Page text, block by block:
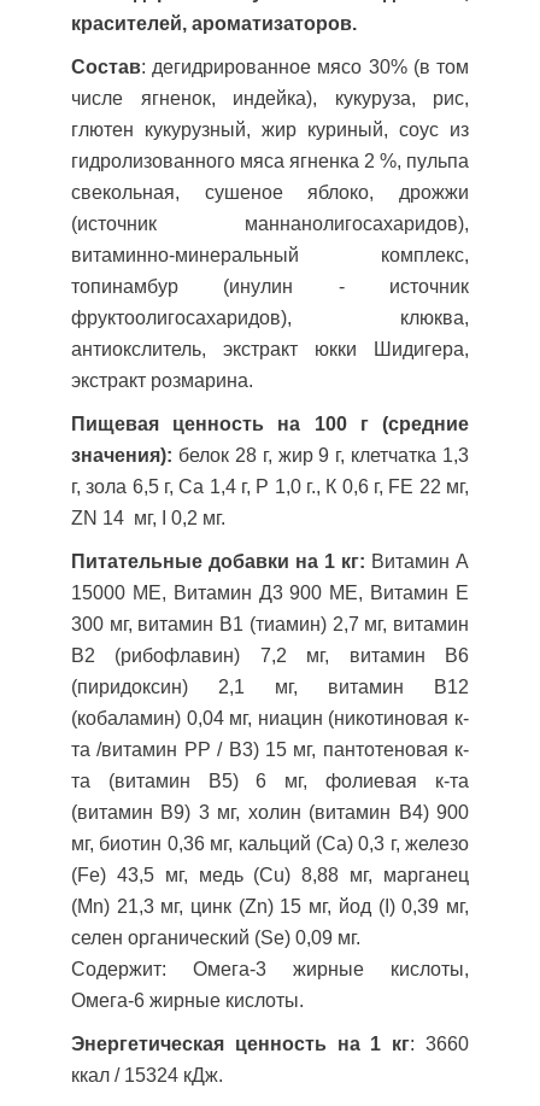
красителей, ароматизаторов.
Состав: дегидрированное мясо 30% (в том
числе ягненок, индейка), кукуруза, рис,
глютен кукурузный, жир куриный, соус из
гидролизованного мяса ягненка 2 %, пульпа
свекольная, сушеное яблоко, дрожжи
(источник маннанолигосахаридов),
витаминно-минеральный комплекс,
топинамбур (инулин - источник
фруктоолигосахаридов), клюква,
антиокслитель, экстракт юкки Шидигера,
экстракт розмарина.
Пищевая ценность на 100 г (средние
значения): белок 28 г, жир 9 г, клетчатка 1,3
г, зола 6,5 г, Са 1,4 г, P 1,0 г., К 0,6 г, FE 22 мг,
ZN 14 мг, I 0,2 мг.
Питательные добавки на 1 кг: Витамин А
15000 МЕ, Витамин Д3 900 МЕ, Витамин Е
300 мг, витамин B1 (тиамин) 2,7 мг, витамин
B2 (рибофлавин) 7,2 мг, витамин B6
(пиридоксин) 2,1 мг, витамин B12
(кобаламин) 0,04 мг, ниацин (никотиновая к-
та /витамин РР / В3) 15 мг, пантотеновая к-
та (витамин В5) 6 мг, фолиевая к-та
(витамин В9) 3 мг, холин (витамин В4) 900
мг, биотин 0,36 мг, кальций (Са) 0,3 г, железо
(Fe) 43,5 мг, медь (Cu) 8,88 мг, марганец
(Mn) 21,3 мг, цинк (Zn) 15 мг, йод (I) 0,39 мг,
селен органический (Se) 0,09 мг.
Содержит: Омега-3 жирные кислоты,
Омега-6 жирные кислоты.
Энергетическая ценность на 1 кг: 3660
ккал / 15324 кДж.